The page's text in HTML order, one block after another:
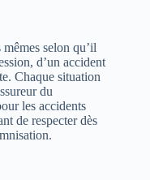
selon qu’il
d’un accident
Chaque situation
du
les accidents
de respecter dès